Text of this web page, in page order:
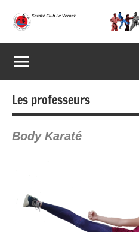
contenu
Karaté
Club
Le
Vernet
Karaté
Club
Le
Les professeurs
Body Karaté